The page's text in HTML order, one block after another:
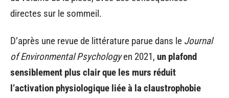
directes sur le sommeil.
D’après une revue de littérature parue dans le Journal
of Environmental Psychologyen 2021, un plafond
sensiblement plus clair que les murs réduit
l’activation physiologique liée à la claustrophobie